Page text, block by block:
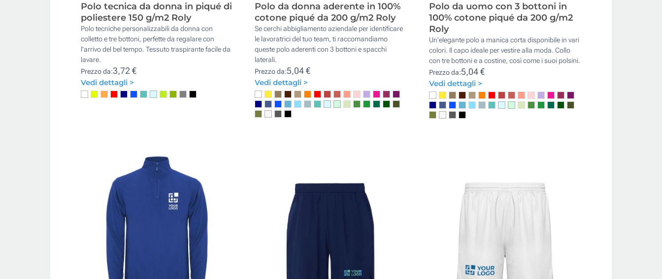
Polo tecnica da donna in piqué di
poliestere 150 g/m2 Roly
Polo tecniche personalizzabili da donna con
colletto e tre bottoni, perfette da regalare con
l'arrivo del bel tempo. Tessuto traspirante facile da
lavare.
Prezzo da:3,72 €
Vedi dettagli >
Polo da donna aderente in 100%
cotone piqué da 200 g/m2 Roly
Se cerchi abbigliamento aziendale per identificare
le lavoratrici del tuo team, ti raccomandiamo
queste polo aderenti con 3 bottoni e spacchi
laterali.
Prezzo da:5,04 €
Vedi dettagli >
Polo da uomo con 3 bottoni in
100% cotone piqué da 200 g/m2
Roly
Un'elegante polo a manica corta disponibile in vari
colori. Il capo ideale per vestire alla moda. Collo
con tre bottoni e a costine, così come i suoi polsini.
Prezzo da:5,04 €
Vedi dettagli >